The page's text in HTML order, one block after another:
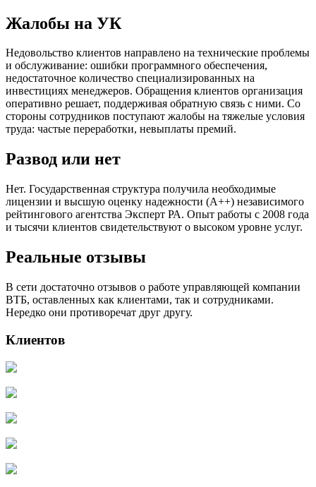
Жалобы на УК
Недовольство клиентов направлено на технические проблемы
и обслуживание: ошибки программного обеспечения,
недостаточное количество специализированных на
инвестициях менеджеров. Обращения клиентов организация
оперативно решает, поддерживая обратную связь с ними. Со
стороны сотрудников поступают жалобы на тяжелые условия
труда: частые переработки, невыплаты премий.
Развод или нет
Нет. Государственная структура получила необходимые
лицензии и высшую оценку надежности (А++) независимого
рейтингового агентства Эксперт РА. Опыт работы с 2008 года
и тысячи клиентов свидетельствуют о высоком уровне услуг.
Реальные отзывы
В сети достаточно отзывов о работе управляющей компании
ВТБ, оставленных как клиентами, так и сотрудниками.
Нередко они противоречат друг другу.
Клиентов